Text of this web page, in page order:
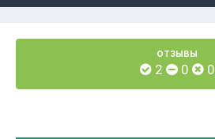
ОТЗЫВЫ
2 0 0